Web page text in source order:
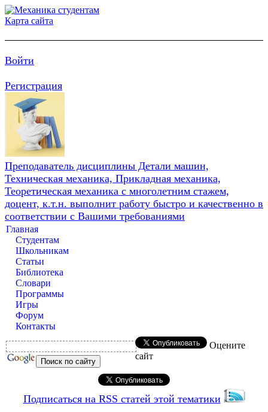
Карта сайта
Войти
Регистрация
Преподаватель дисциплины Детали машин,
Техническая механика, Прикладная механика,
Теоретическая механика с многолетним стажем,
доцент, к.т.н. выполнит работу быстро и качественно в
соответствии с Вашими требованиями
Главная
Студентам
Школьникам
Статьи
Библиотека
Словари
Программы
Игры
Форум
Контакты
Оцените
сайт
Подписаться на RSS статей этой тематики